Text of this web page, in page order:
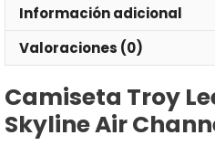
Información adicional
Valoraciones (0)
Camiseta Troy
Skyline Air